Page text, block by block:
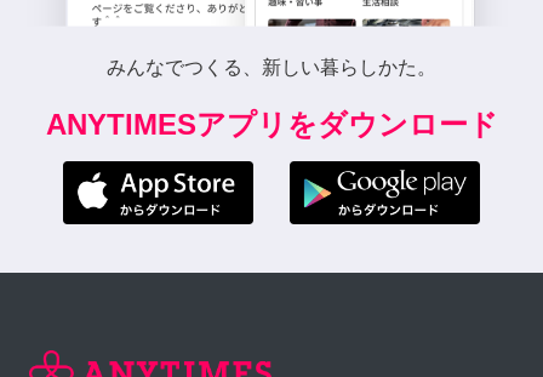
みんなでつくる、新しい暮らしかた。
ANYTIMESアプリをダウンロード